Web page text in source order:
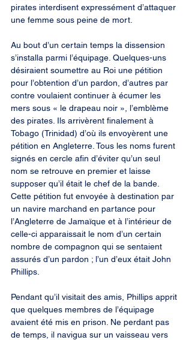
pirates interdisent expressément d’attaquer
une femme sous peine de mort.
Au bout d’un certain temps la dissension
s’installa parmi l’équipage. Quelques-uns
désiraient soumettre au Roi une pétition
pour l’obtention d’un pardon, d’autres par
contre voulaient continuer à écumer les
mers sous « le drapeau noir », l’emblème
des pirates. Ils arrivèrent finalement à
Tobago (Trinidad) d’où ils envoyèrent une
pétition en Angleterre. Tous les noms furent
signés en cercle afin d’éviter qu’un seul
nom se retrouve en premier et laisse
supposer qu’il était le chef de la bande.
Cette pétition fut envoyée à destination par
un navire marchand en partance pour
l’Angleterre de Jamaïque et à l’intérieur de
celle-ci apparaissait le nom d’un certain
nombre de compagnon qui se sentaient
assurés d’un pardon ; l’un d’eux était John
Phillips.
Pendant qu’il visitait des amis, Phillips apprit
que quelques membres de l’équipage
avaient été mis en prison. Ne perdant pas
de temps, il navigua sur un vaisseau vers